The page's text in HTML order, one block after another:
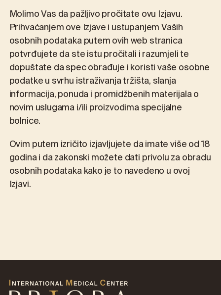
Molimo Vas da pažljivo pročitate ovu Izjavu.
Prihvaćanjem ove Izjave i ustupanjem Vaših
osobnih podataka putem ovih web stranica
potvrđujete da ste istu pročitali i razumjeli te
dopuštate da spec obrađuje i koristi vaše osobne
podatke u svrhu istraživanja tržišta, slanja
informacija, ponuda i promidžbenih materijala o
novim uslugama i/ili proizvodima specijalne
bolnice.
Ovim putem izričito izjavljujete da imate više od 18
godina i da zakonski možete dati privolu za obradu
osobnih podataka kako je to navedeno u ovoj
Izjavi.